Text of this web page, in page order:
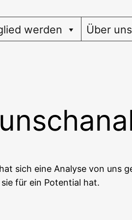
werden Über uns
sich eine Ana­ly­se von uns
für ein Poten­ti­al hat.